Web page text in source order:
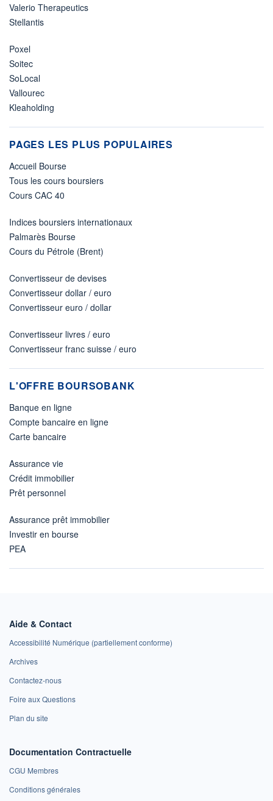
Valerio Therapeutics
Stellantis
Poxel
Soitec
SoLocal
Vallourec
Kleaholding
PAGES LES PLUS POPULAIRES
Accueil Bourse
Tous les cours boursiers
Cours CAC 40
Indices boursiers internationaux
Palmarès Bourse
Cours du Pétrole (Brent)
Convertisseur de devises
Convertisseur dollar / euro
Convertisseur euro / dollar
Convertisseur livres / euro
Convertisseur franc suisse / euro
L'OFFRE BOURSOBANK
Banque en ligne
Compte bancaire en ligne
Carte bancaire
Assurance vie
Crédit immobilier
Prêt personnel
Assurance prêt immobilier
Investir en bourse
PEA
Aide & Contact
Accessibilité Numérique (partiellement conforme)
Archives
Contactez-nous
Foire aux Questions
Plan du site
Documentation Contractuelle
CGU Membres
Conditions générales